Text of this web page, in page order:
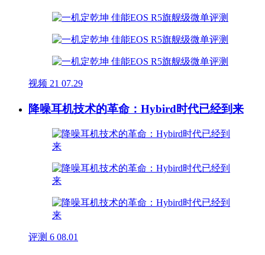
视频 21 07.29
降噪耳机技术的革命：Hybird时代已经到来
评测 6 08.01